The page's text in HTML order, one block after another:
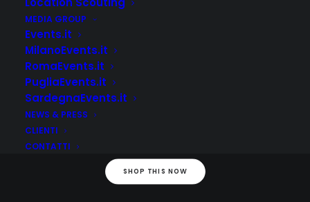
MEDIA GROUP
Events.it
MilanoEvents.it
RomaEvents.it
PugliaEvents.it
SardegnaEvents.it
NEWS & PRESS
CLIENTI
CONTATTI
Denim Jacket
SHOP THIS NOW